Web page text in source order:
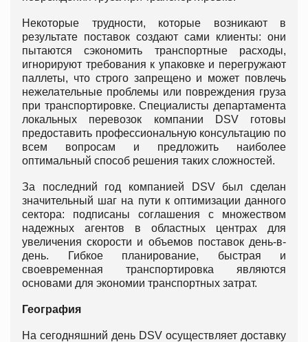
Некоторые трудности, которые возникают в
результате поставок создают сами клиенты: они
пытаются сэкономить транспортные расходы,
игнорируют требования к упаковке и перегружают
паллеты, что строго запрещено и может повлечь
нежелательные проблемы или повреждения груза
при транспортировке. Специалисты департамента
локальных перевозок компании DSV готовы
предоставить профессиональную консультацию по
всем вопросам и предложить наиболее
оптимальный способ решения таких сложностей.
За последний год компанией DSV был сделан
значительный шаг на пути к оптимизации данного
сектора: подписаны соглашения с множеством
надежных агентов в областных центрах для
увеличения скорости и объемов поставок день-в-
день. Гибкое планирование, быстрая и
своевременная транспортировка являются
основами для экономии транспортных затрат.
География
На сегодняшний день DSV осуществляет доставку